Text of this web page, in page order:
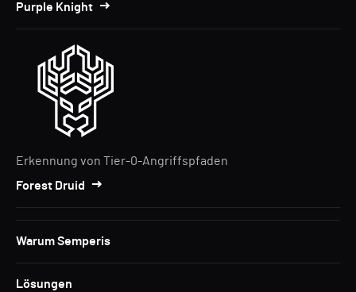
Purple Knight
Erkennung von Tier-0-Angriffspfaden
Forest Druid
Warum Semperis
Lösungen